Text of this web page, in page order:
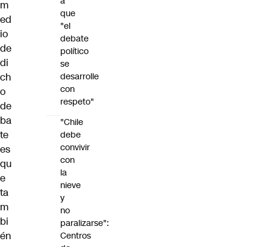
m
ed
io
de
di
ch
o
de
ba
te
es
qu
e
ta
m
bi
én
que
"el
debate
político
se
desarrolle
con
respeto"
"Chile
debe
convivir
con
la
nieve
y
no
paralizarse":
Centros